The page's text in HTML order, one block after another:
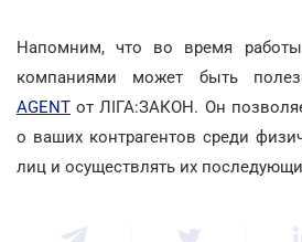
Напомним, что во время
компаниями может быть
AGENT от ЛІГА:ЗАКОН. Он
о ваших контрагентов среди
лиц и осуществлять их